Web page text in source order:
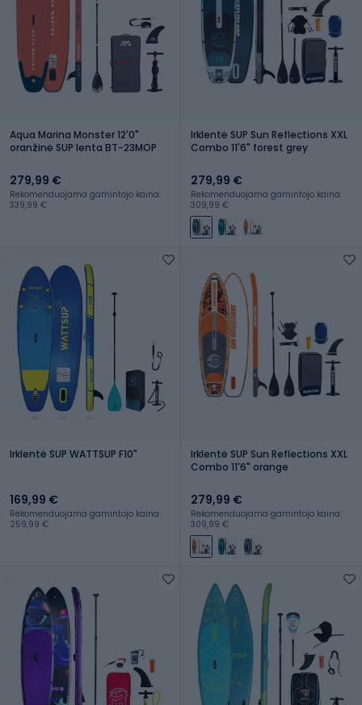
Aqua Marina Monster 12'0"
oranžinė SUP lenta BT-23MOP
279,99 €
Rekomenduojama gamintojo kaina:
339,99 €
Irklentė SUP Sun Reflections XXL
Combo 11'6" forest grey
279,99 €
Rekomenduojama gamintojo kaina:
309,99 €
Irklentė SUP WATTSUP F10"
169,99 €
Rekomenduojama gamintojo kaina:
259,99 €
Irklentė SUP Sun Reflections XXL
Combo 11'6" orange
279,99 €
Rekomenduojama gamintojo kaina:
309,99 €